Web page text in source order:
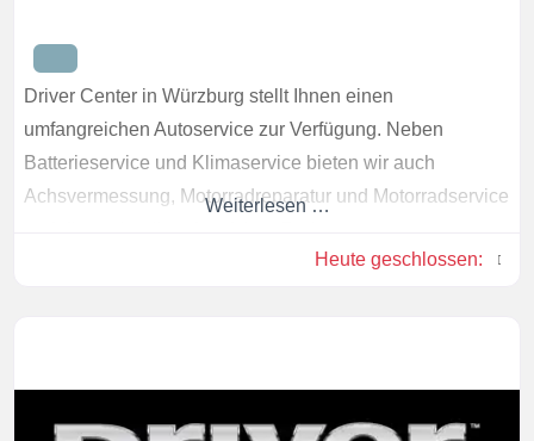
Driver Center in Würzburg stellt Ihnen einen
umfangreichen Autoservice zur Verfügung. Neben
Batterieservice und Klimaservice bieten wir auch
Achsvermessung, Motorradreparatur und Motorradservice
Weiterlesen …
Heute geschlossen: